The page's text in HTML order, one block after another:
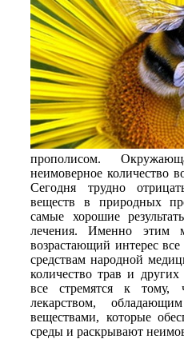
прополисом.
неимоверное количество
Сегодня трудно
веществ в природных
самые хорошие
лечения. Именно этим
возрастающий интерес
средствам народной
количество трав и
все стремятся к
лекарством,
веществами, которые
среды и раскрывают